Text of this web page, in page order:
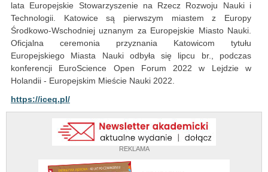
REKLAMA
lata Europejskie Stowarzyszenie na Rzecz Rozwoju Nauki i
Technologii. Katowice są pierwszym miastem z Europy
Środkowo-Wschodniej uznanym za Europejskie Miasto Nauki.
Oficjalna ceremonia przyznania Katowicom tytułu
Europejskiego Miasta Nauki odbyła się lipcu br., podczas
konferencji EuroScience Open Forum 2022 w Lejdzie w
Holandii - Europejskim Mieście Nauki 2022.
https://iceq.pl/